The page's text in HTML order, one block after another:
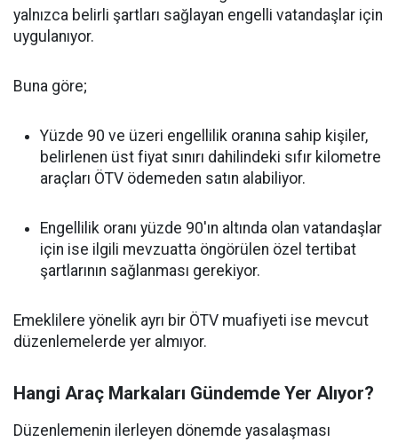
yalnızca belirli şartları sağlayan engelli vatandaşlar için
uygulanıyor.
Buna göre;
Yüzde 90 ve üzeri engellilik oranına sahip kişiler,
belirlenen üst fiyat sınırı dahilindeki sıfır kilometre
araçları ÖTV ödemeden satın alabiliyor.
Engellilik oranı yüzde 90'ın altında olan vatandaşlar
için ise ilgili mevzuatta öngörülen özel tertibat
şartlarının sağlanması gerekiyor.
Emeklilere yönelik ayrı bir ÖTV muafiyeti ise mevcut
düzenlemelerde yer almıyor.
Hangi Araç Markaları Gündemde Yer Alıyor?
Düzenlemenin ilerleyen dönemde yasalaşması